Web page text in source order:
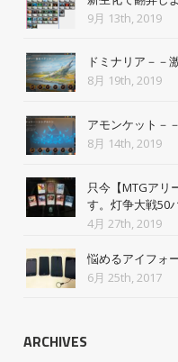
9月 13th, 2019
ドミナリア－－
8月 19th, 2019
アモンケット－
8月 14th, 2019
只今【MTGアリ
す。灯争大戦50
4月 27th, 2019
悩めるアイフォー
6月 25th, 2017
ARCHIVES